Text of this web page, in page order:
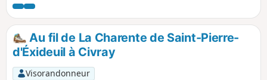
un riche patrimoine, tant naturel que bâti. Dès le début du
circuit, le randonneur peut voir le pigeonnier, un four à
pain, l'église mais, également, des linteaux ouvragés ou des
fenêtres à meneaux dans diverses constructions du village.
Ils proviennent d'une ancienne abbaye. La randonnée
passe à côté du Puits des Aigauds, en rase campagne.
Au fil de La Charente de Saint-Pierre-
d'Éxideuil à Civray
Visorandonneur